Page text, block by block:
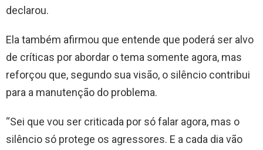
declarou.
Ela também afirmou que entende que poderá ser alvo
de críticas por abordar o tema somente agora, mas
reforçou que, segundo sua visão, o silêncio contribui
para a manutenção do problema.
“Sei que vou ser criticada por só falar agora, mas o
silêncio só protege os agressores. E a cada dia vão